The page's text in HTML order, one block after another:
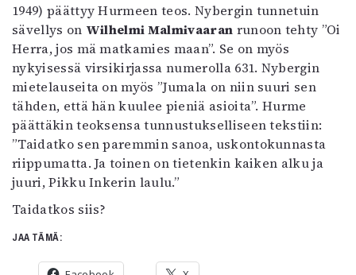
1949) päättyy Hurmeen teos. Nybergin tunnetuin
sävellys on Wilhelmi Malmivaaran runoon tehty ”Oi
Herra, jos mä matkamies maan”. Se on myös
nykyisessä virsikirjassa numerolla 631. Nybergin
mietelauseita on myös ”Jumala on niin suuri sen
tähden, että hän kuulee pieniä asioita”. Hurme
päättäkin teoksensa tunnustukselliseen tekstiin:
”Taidatko sen paremmin sanoa, uskontokunnasta
riippumatta. Ja toinen on tietenkin kaiken alku ja
juuri, Pikku Inkerin laulu.”
Taidatkos siis?
JAA TÄMÄ: